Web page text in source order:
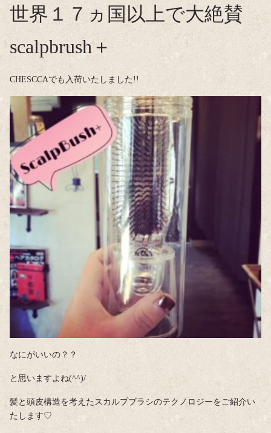
世界１７ヵ国以上で大絶賛
scalpbrush＋
CHESCCAでも入荷いたしました!!
なにがいいの？？
と思いますよね(^^)/
髪と頭皮構造を考えたスカルプブラシのテクノロジーをご紹介い
たします♡